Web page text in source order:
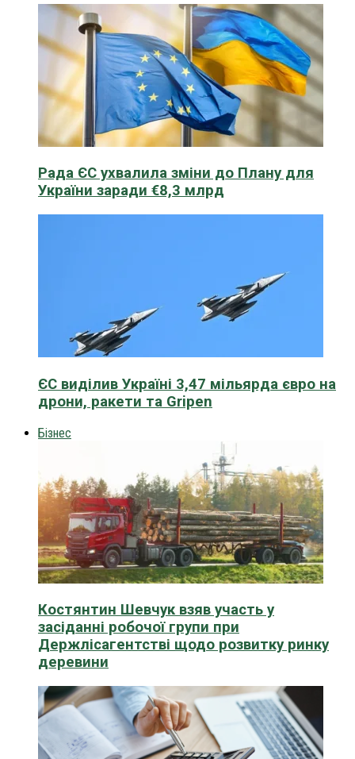
Рада ЄС ухвалила зміни до Плану для
України заради €8,3 млрд
ЄС виділив Україні 3,47 мільярда євро на
дрони, ракети та Gripen
Бізнес
Костянтин Шевчук взяв участь у
засіданні робочої групи при
Держлісагентстві щодо розвитку ринку
деревини